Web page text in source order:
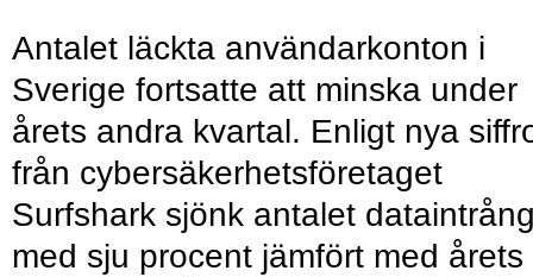
Antalet läckta användarkonton i
Sverige fortsatte att minska under
årets andra kvartal. Enligt nya
från cybersäkerhetsföretaget
Surfshark sjönk antalet
med sju procent jämfört med årets